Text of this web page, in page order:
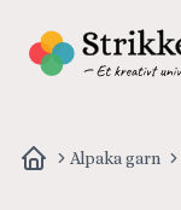
Alpaka garn